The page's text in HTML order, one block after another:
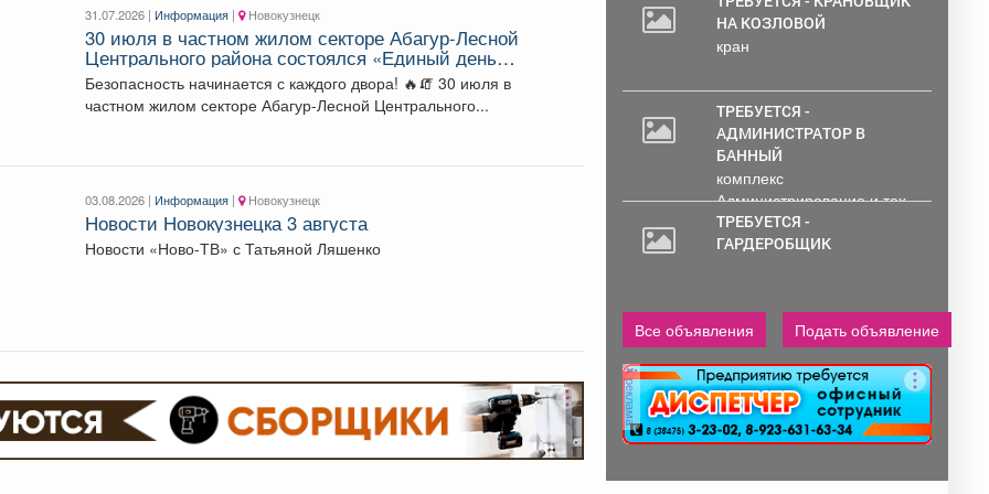
31.07.2026 | Информация | Новокузнецк
30 июля в частном жилом секторе Абагур-Лесной
Центрального района состоялся «Единый день
профилактики нарушений пожарной
безопасности».
Безопасность начинается с каждого двора! 🔥🧯 30 июля в
частном жилом секторе Абагур-Лесной Центрального...
03.08.2026 | Информация | Новокузнецк
Новости Новокузнецка 3 августа
Новости «Ново-ТВ» с Татьяной Ляшенко
НА КОЗЛОВОЙ
кран
ТРЕБУЕТСЯ -
АДМИНИСТРАТОР В
БАННЫЙ
комплекс
Администрирование и тех.
работа..
ТРЕБУЕТСЯ -
ГАРДЕРОБЩИК
Все объявления Подать объявление
реклама